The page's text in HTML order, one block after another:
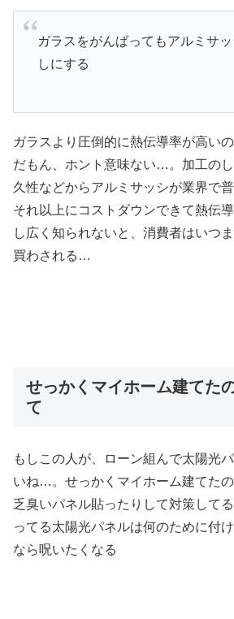
ガラスをがんばってもアルミサ
しにする
ガラスより圧倒的に熱伝導率が高い
だもん、ホント意味ない…。加工の
久性などからアルミサッシが業界で
それ以上にコストダウンできて熱伝
し広く知られないと、消費者はいつ
買わされる…
せっかくマイホーム建てた
て
もしこの人が、ローン組んで太陽光
いね…。せっかくマイホーム建てた
乏臭いパネル貼ったりして対策して
ってる太陽光パネルは何のために付
なら呪いたくなる